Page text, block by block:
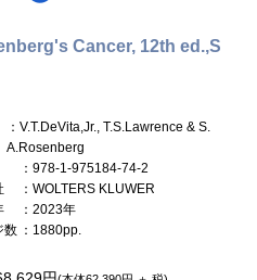
Cancer, 12th ed.,S
：V.T.DeVita,Jr., T.S.Lawrence & S.
A.Rosenberg
：978-1-975184-74-2
：WOLTERS KLUWER
：2023年
数 ：1880pp.